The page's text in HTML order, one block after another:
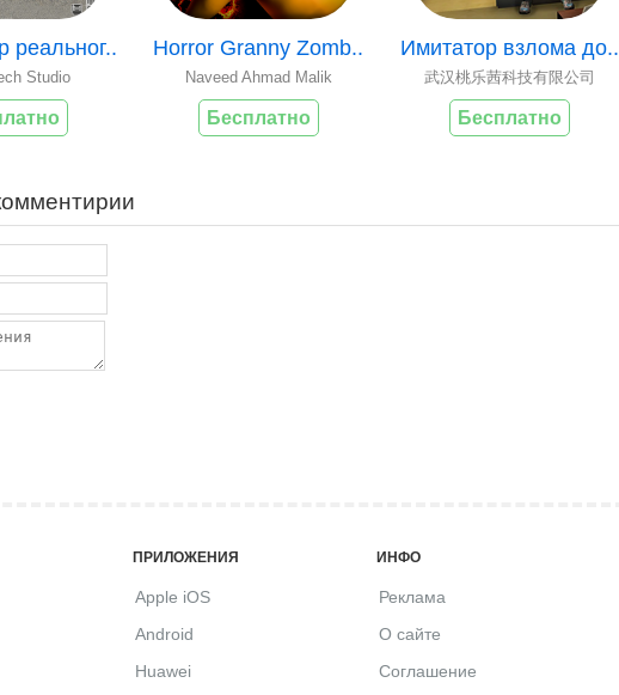
реальног..
Studio
Horror Granny Zomb..
Naveed Ahmad Malik
Бесплатно
Имитатор взлома до..
武汉桃乐茜科技有限公司
Бесплатно
ПРИЛОЖЕНИЯ
Apple iOS
Android
Huawei
ИНФО
Реклама
О сайте
Соглашение